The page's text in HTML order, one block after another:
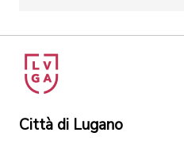
Città di Lugano